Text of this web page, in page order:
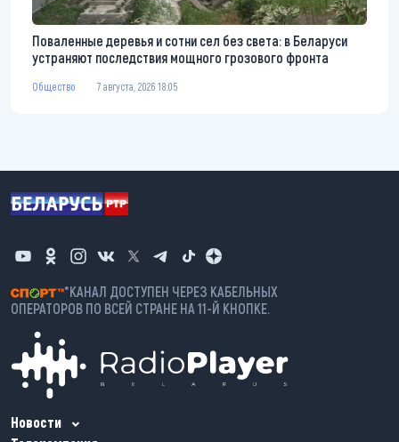
Поваленные деревья и сотни сел без света: в Беларуси
устраняют последствия мощного грозового фронта
Общество 7 августа, 2026 18:05
*КАНАЛ ДОСТУПЕН ЧЕРЕЗ КАБЕЛЬНЫХ
ОПЕРАТОРОВ ПО ВСЕЙ СТРАНЕ НА 11-Й КНОПКЕ.
Новости